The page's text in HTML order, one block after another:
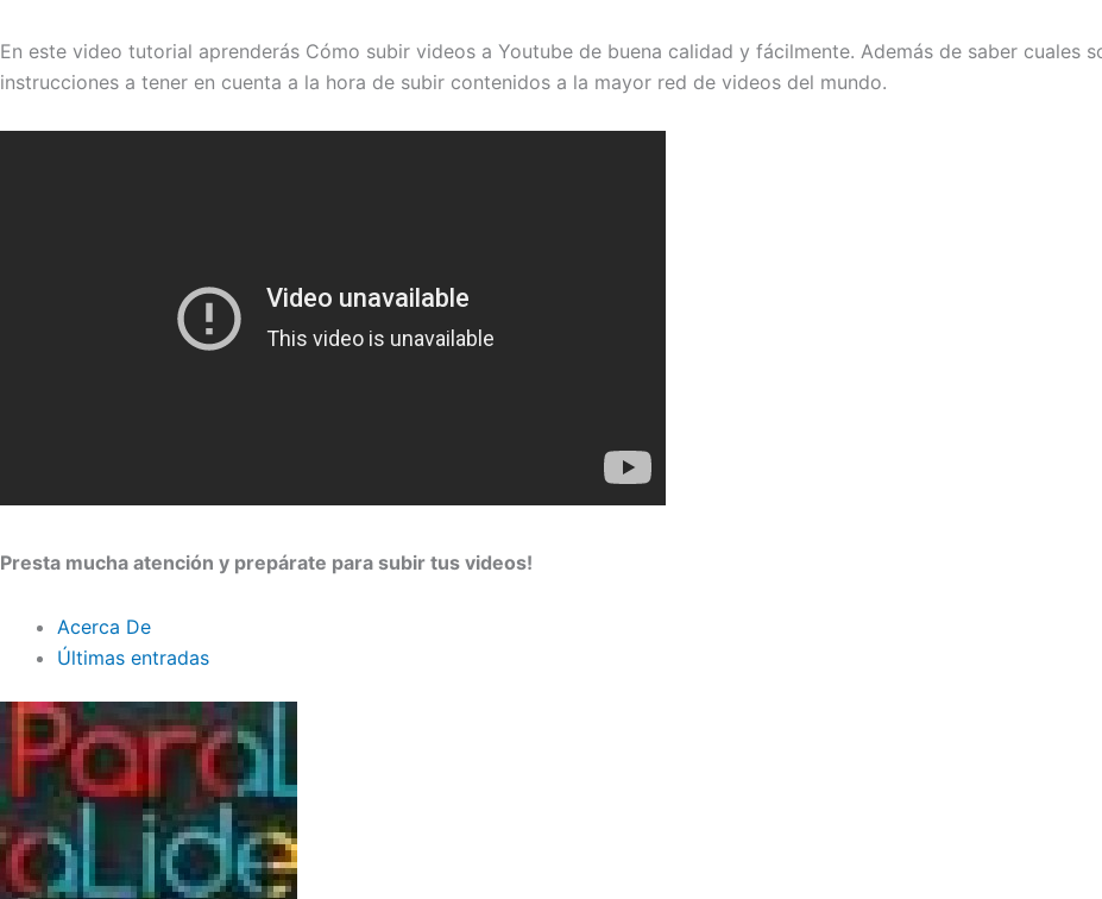
En este video tutorial aprenderás Cómo subir videos a Youtube de buena calidad y fácilmente. Además de saber cuales
instrucciones a tener en cuenta a la hora de subir contenidos a la mayor red de videos del mundo.
Presta mucha atención y prepárate para subir tus videos!
Acerca De
Últimas entradas